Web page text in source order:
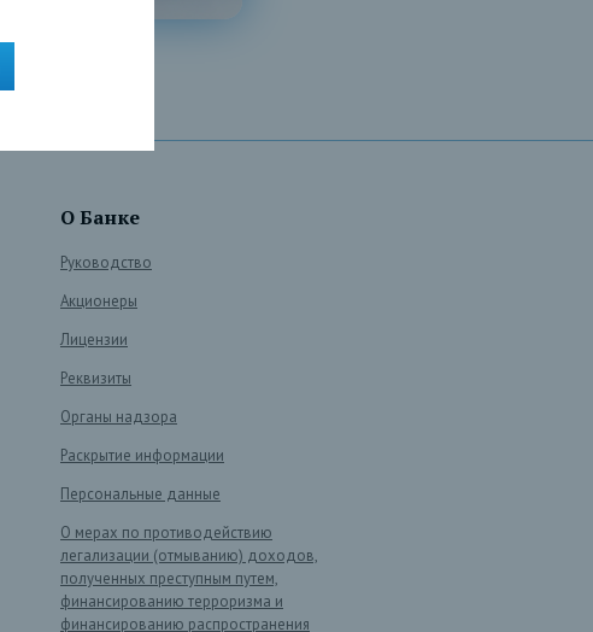
О Банке
Руководство
Акционеры
Лицензии
Реквизиты
Органы надзора
Раскрытие информации
Персональные данные
О мерах по противодействию
легализации (отмыванию) доходов,
полученных преступным путем,
финансированию терроризма и
финансированию распространения